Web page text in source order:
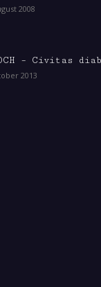
2008
– Civitas
2013